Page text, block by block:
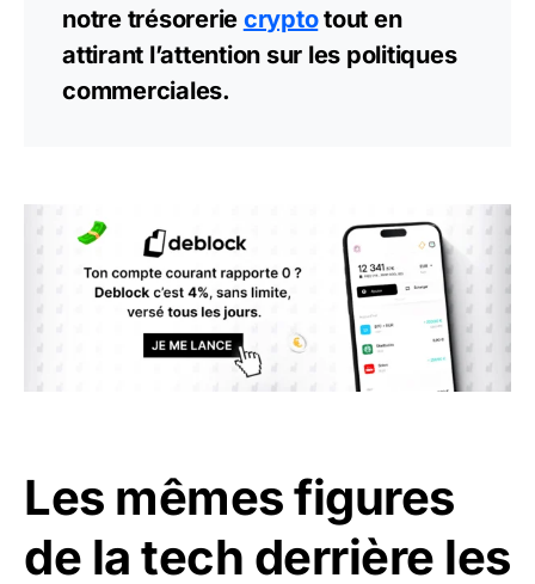
notre trésorerie cryptotout en
attirant l’attention sur les politiques
commerciales.
Les mêmes figures
de la tech derrière les